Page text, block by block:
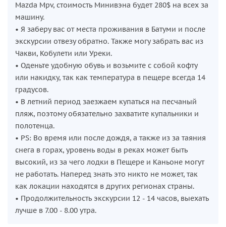
Mazda Mpv, стоимость Минивэна будет 280$ на всех за
машину.
• Я заберу вас от места проживания в Батуми и после
экскурсии отвезу обратно. Также могу забрать вас из
Чакви, Кобулети или Уреки.
• Оденьте удобную обувь и возьмите с собой кофту
или накидку, так как температура в пещере всегда 14
градусов.
• В летний период заезжаем купаться на песчаный
пляж, поэтому обязательно захватите купальники и
полотенца.
• PS: Во время или после дождя, а также из за таяния
снега в горах, уровень воды в реках может быть
высокий, из за чего лодки в Пещере и Каньоне могут
не работать. Наперед знать это никто не может, так
как локации находятся в других регионах страны.
• Продолжительность экскурсии 12 - 14 часов, выехать
лучше в 7.00 - 8.00 утра.